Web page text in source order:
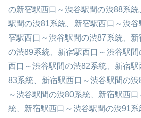
の新宿駅西口～渋谷駅間の渋88系
駅間の渋81系統、新宿駅西口～渋
宿駅西口～渋谷駅間の渋87系統、
の渋89系統、新宿駅西口～渋谷駅
西口～渋谷駅間の渋82系統、新宿
83系統、新宿駅西口～渋谷駅間の
～渋谷駅間の渋80系統、新宿駅西
統、新宿駅西口～渋谷駅間の渋91